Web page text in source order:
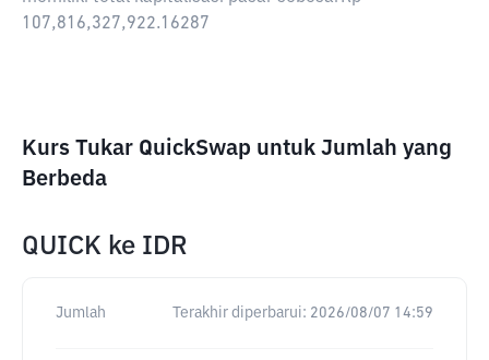
107,816,327,922.16287
Kurs Tukar QuickSwap untuk Jumlah yang
Berbeda
QUICK ke IDR
Jumlah Terakhir diperbarui: 2026/08/07 14:59